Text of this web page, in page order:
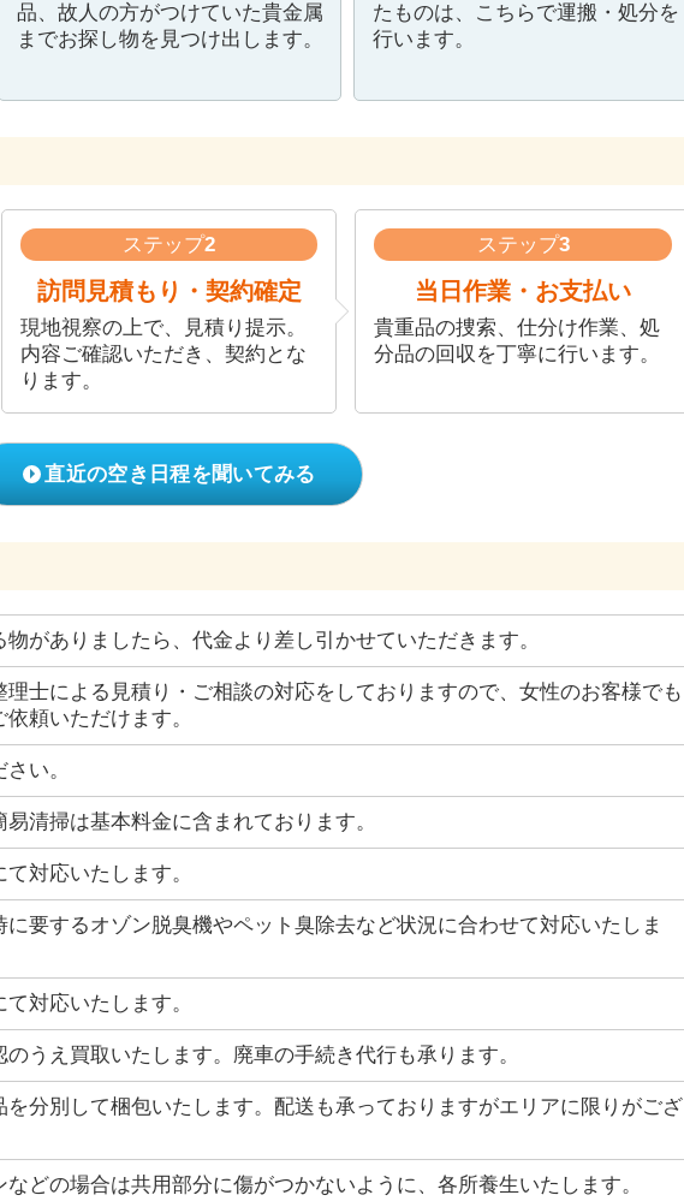
品、故人の方がつけていた貴金属
までお探し物を見つけ出します。
たものは、こちらで運搬・処分を
行います。
ステップ2
訪問見積もり・契約確定
現地視察の上で、見積り提示。
内容ご確認いただき、契約とな
ります。
ステップ3
当日作業・お支払い
貴重品の捜索、仕分け作業、処
分品の回収を丁寧に行います。
直近の空き日程を聞いてみる
物がありましたら、代金より差し引かせていただきます。
理士による見積り・ご相談の対応をしておりますので、女性のお客様でも
頼いただけます。
い。
易清掃は基本料金に含まれております。
て対応いたします。
に要するオゾン脱臭機やペット臭除去など状況に合わせて対応いたしま
て対応いたします。
のうえ買取いたします。廃車の手続き代行も承ります。
を分別して梱包いたします。配送も承っておりますがエリアに限りがござ
などの場合は共用部分に傷がつかないように、各所養生いたします。